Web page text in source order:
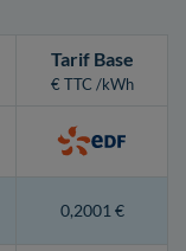
Tarif Base
€ TTC /kWh
0,2001 €